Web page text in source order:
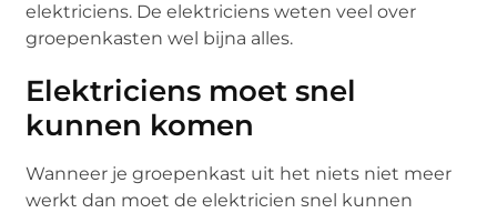
elektriciens. De elektriciens weten veel over
groepenkasten wel bijna alles.
Elektriciens moet snel
kunnen komen
Wanneer je groepenkast uit het niets niet meer
werkt dan moet de elektricien snel kunnen